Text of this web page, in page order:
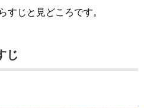
すじと見どころです。
じ